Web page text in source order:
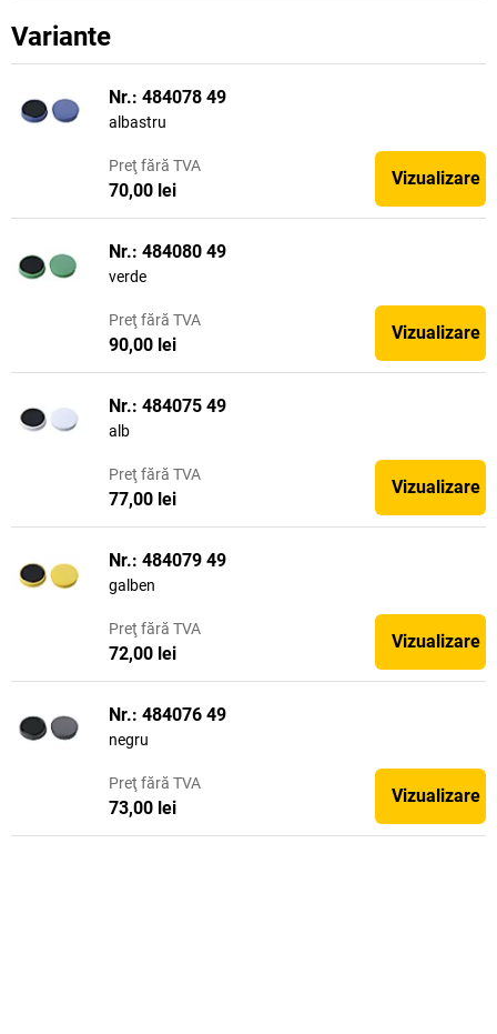
Variante
Nr.: 484078 49
albastru
Preţ fără TVA
70,00 lei
Vizualizare
Nr.: 484080 49
verde
Preţ fără TVA
90,00 lei
Vizualizare
Nr.: 484075 49
alb
Preţ fără TVA
77,00 lei
Vizualizare
Nr.: 484079 49
galben
Preţ fără TVA
72,00 lei
Vizualizare
Nr.: 484076 49
negru
Preţ fără TVA
73,00 lei
Vizualizare